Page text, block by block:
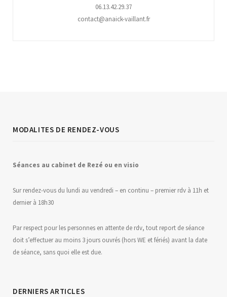
06.13.42.29.37
contact@anaick-vaillant.fr
MODALITES DE RENDEZ-VOUS
Séances au cabinet de Rezé ou en visio
Sur rendez-vous du lundi au vendredi – en continu – premier rdv à 11h et
dernier à 18h30
Par respect pour les personnes en attente de rdv, tout report de séance
doit s’effectuer au moins 3 jours ouvrés (hors WE et fériés) avant la date
de séance, sans quoi elle est due.
DERNIERS ARTICLES